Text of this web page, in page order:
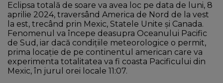
Eclipsa totală de soare va avea loc pe data de luni, 8
aprilie 2024, traversând America de Nord de la vest
la est, trecând prin Mexic, Statele Unite și Canada.
Fenomenul va începe deasupra Oceanului Pacific
de Sud, iar dacă condițiile meteorologice o permit,
prima locație de pe continentul american care va
experimenta totalitatea va fi coasta Pacificului din
Mexic, în jurul orei locale 11:07.